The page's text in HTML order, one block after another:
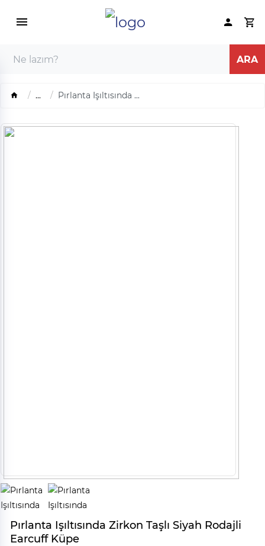
... Pırlanta Işıltısında ...
Pırlanta Işıltısında Zirkon Taşlı Siyah Rodajli
Earcuff Küpe